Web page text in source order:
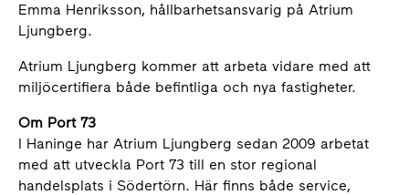
Emma Henriksson, hållbarhetsansvarig på Atrium
Ljungberg.
Atrium Ljungberg kommer att arbeta vidare med att
miljöcertifiera både befintliga och nya fastigheter.
Om Port 73
I Haninge har Atrium Ljungberg sedan 2009 arbetat
med att utveckla Port 73 till en stor regional
handelsplats i Södertörn. Här finns både service,